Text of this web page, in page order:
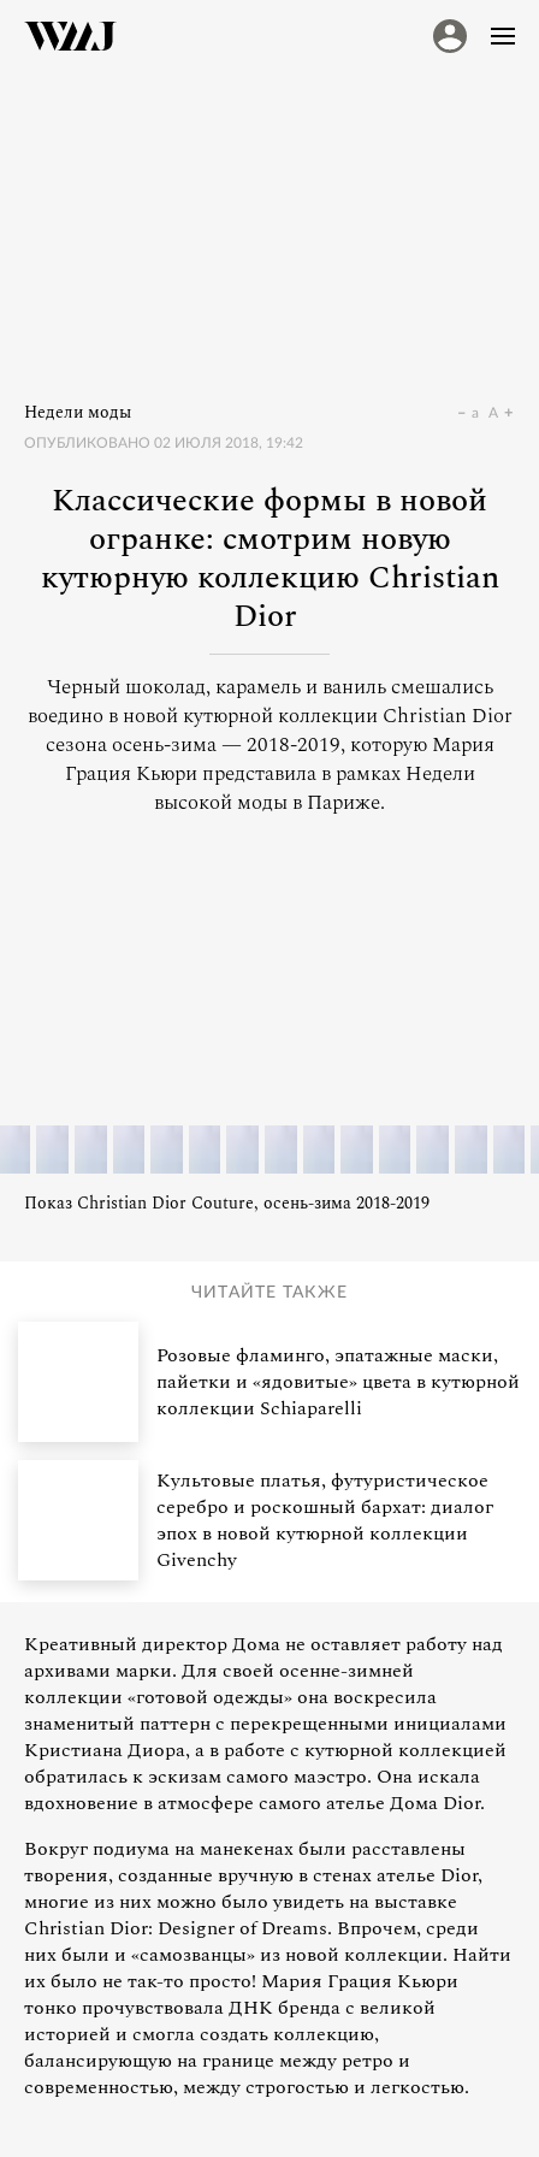
Недели моды
ОПУБЛИКОВАНО 02 ИЮЛЯ 2018, 19:42
a A
Классические формы в новой
огранке: смотрим новую
кутюрную коллекцию Christian
Dior
Черный шоколад, карамель и ваниль смешались
воедино в новой кутюрной коллекции Christian Dior
сезона осень-зима — 2018-2019, которую Мария
Грация Кьюри представила в рамках Недели
высокой моды в Париже.
Показ Christian Dior Couture, осень-зима 2018-2019
ЧИТАЙТЕ ТАКЖЕ
Розовые фламинго, эпатажные маски,
пайетки и «ядовитые» цвета в кутюрной
коллекции Schiaparelli
Культовые платья, футуристическое
серебро и роскошный бархат: диалог
эпох в новой кутюрной коллекции
Givenchy
Креативный директор Дома не оставляет работу над
архивами марки. Для своей осенне-зимней
коллекции «готовой одежды» она воскресила
знаменитый паттерн с перекрещенными инициалами
Кристиана Диора, а в работе с кутюрной коллекцией
обратилась к эскизам самого маэстро. Она искала
вдохновение в атмосфере самого ателье Дома Dior.
Вокруг подиума на манекенах были расставлены
творения, созданные вручную в стенах ателье Dior,
многие из них можно было увидеть на выставке
Christian Dior: Designer of Dreams. Впрочем, среди
них были и «самозванцы» из новой коллекции. Найти
их было не так-то просто! Мария Грация Кьюри
тонко прочувствовала ДНК бренда с великой
историей и смогла создать коллекцию,
балансирующую на границе между ретро и
современностью, между строгостью и легкостью.